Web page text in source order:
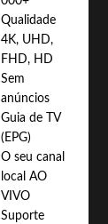
Qualidade
4K, UHD,
FHD, HD
Sem
anúncios
Guia de TV
(EPG)
O seu canal
local AO
VIVO
Suporte